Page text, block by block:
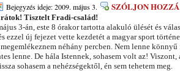
Bejegyzés ideje: 2009. május 3. SZÓLJON HOZZÁ
Tisztelt Fradi-család!
3-án, este 8 órakor tartotta alakuló ülését és
ezzel új fejezet vette kezdetét a magyar sport
néhány percben. Nem lenne könnyű
lenne. De hála Istennek, sohasem volt az!
sohasem a nehézségektől, én sem tehetem meg.